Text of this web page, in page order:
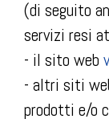
(di seguito
servizi resi
- il sito web
- altri siti
prodotti e/o